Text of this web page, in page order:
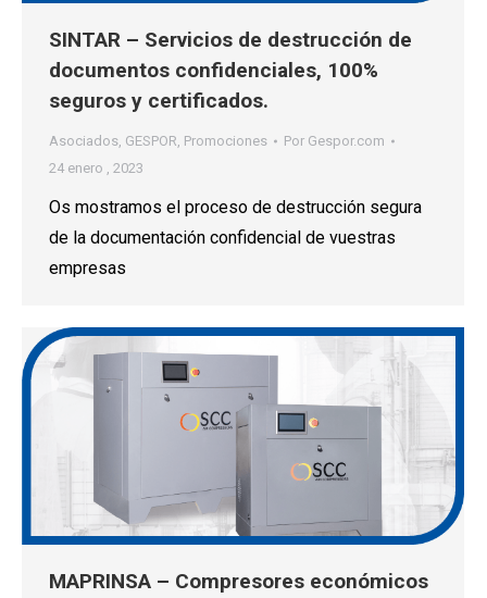
SINTAR – Servicios de destrucción de
documentos confidenciales, 100%
seguros y certificados.
Asociados, GESPOR, Promociones Por Gespor.com
24 enero , 2023
Os mostramos el proceso de destrucción segura
de la documentación confidencial de vuestras
empresas
MAPRINSA – Compresores económicos